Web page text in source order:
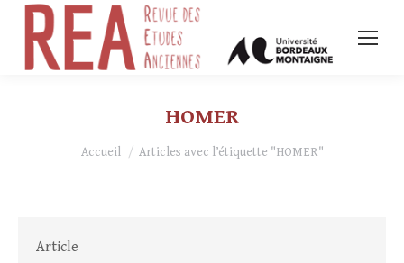
HOMER
Vous êtes ici :
Accueil Articles avec l’étiquette "HOMER"
Article